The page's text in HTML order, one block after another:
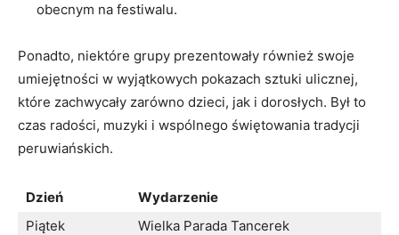
obecnym ‍na festiwalu.
Ponadto,​ niektóre grupy prezentowały również swoje
umiejętności‌ w wyjątkowych ⁢pokazach sztuki ulicznej,
które zachwycały zarówno dzieci, jak i dorosłych. Był to
czas radości, muzyki i wspólnego świętowania tradycji
‍peruwiańskich.
Dzień
Wydarzenie
Piątek
Wielka Parada Tancerek